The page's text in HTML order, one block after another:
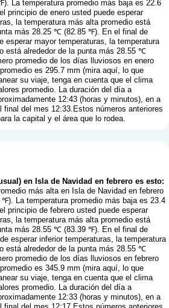
La temperatura promedio más baja es 22.6
principio de enero usted puede esperar
la temperatura más alta promedio está
más 28.25 ℃ (82.85 ℉). En el final de
esperar mayor temperaturas, la temperatura
está alrededor de la punta más 28.55 ℃
promedio de los días lluviosos en enero
es 295.7 mm (mira aquí, lo que
su viaje, tenga en cuenta que el clima
promedio. La duración del día a
12:43 (horas y minutos), en a
final del mes 12:33.Estos números anteriores
la capital y el área que lo rodea.
en Isla de Navidad en febrero es esto:
más alta en Isla de Navidad en febrero
La temperatura promedio más baja es 23.4
principio de febrero usted puede esperar
la temperatura más alta promedio está
más 28.55 ℃ (83.39 ℉). En el final de
esperar inferior temperaturas, la temperatura
está alrededor de la punta más 28.55 ℃
promedio de los días lluviosos en febrero
es 345.9 mm (mira aquí, lo que
su viaje, tenga en cuenta que el clima
promedio. La duración del día a
12:33 (horas y minutos), en a